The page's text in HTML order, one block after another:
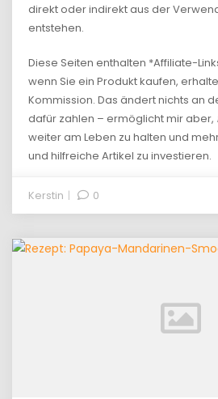
direkt oder indirekt aus der
entstehen.
Diese Seiten enthalten *Affiliate-
wenn Sie ein Produkt kaufen,
Kommission. Das ändert nichts an
dafür zahlen – ermöglicht mir aber,
weiter am Leben zu halten und
und hilfreiche Artikel zu investieren.
Kerstin 0